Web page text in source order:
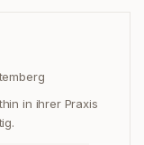
in ihrer Praxis